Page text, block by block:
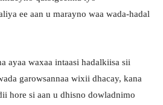
ee aan u marayno waa wada-hadal
ayaa waxaa intaasi hadalkiisa sii
garowsannaa wixii dhacay, kana
hore si aan u dhisno dowladnimo